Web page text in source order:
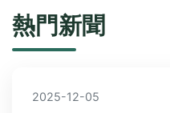
熱門新聞
2025-12-05